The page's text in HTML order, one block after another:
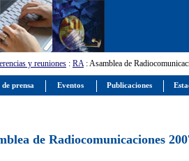
y reuniones : RA: Asamblea de
de Radiocomunicaciones
de prensa Eventos Publicaciones